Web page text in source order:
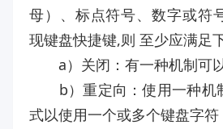
母）、标点符号、数字或符
现键盘快捷键,则 至少应满足
a）关闭：有一种机制可
b）重定向：使用一种机
式以使用一个或多个键盘字符